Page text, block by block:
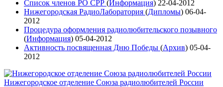
Список членов РО СРР (Информация) 22-04-2012
Нижегородская РадиоЛаборатория (Дипломы) 06-04-
2012
Процедура оформления радиолюбительского позывного
(Информация) 05-04-2012
Активность посвященная Дню Победы (Архив) 05-04-
2012
Нижегородское отделение Союза радиолюбителей России